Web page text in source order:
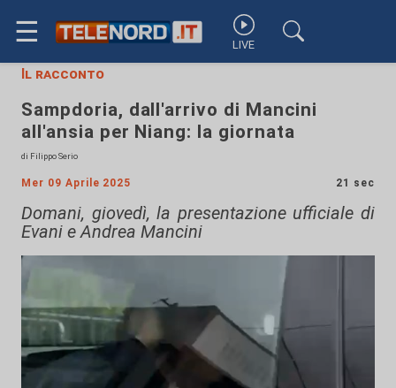
☰ LIVE
Il racconto
Sampdoria, dall'arrivo di Mancini
all'ansia per Niang: la giornata
di Filippo Serio
Mer 09 Aprile 2025 21 sec
Domani, giovedì, la presentazione ufficiale di
Evani e Andrea Mancini